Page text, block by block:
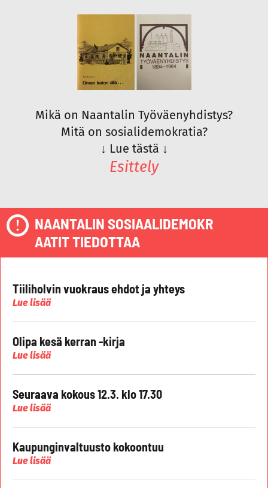
Mikä on Naantalin Työväenyhdistys?
Mitä on sosialidemokratia?
↓ Lue tästä ↓
Esittely
NAANTALIN SOSIAALIDEMOKR
AATIT TIEDOTTAA
Tiiliholvin vuokraus ehdot ja yhteys
Lue lisää
Olipa kesä kerran -kirja
Lue lisää
Seuraava kokous 12.3. klo 17.30
Lue lisää
Kaupunginvaltuusto kokoontuu
Lue lisää